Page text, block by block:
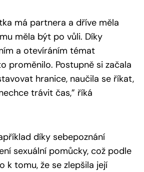
má partnera a dříve měla
měla být po vůli. Díky
a otevíráním témat
proměnilo. Postupně si začala
hranice, naučila se říkat,
trávit čas,” říká
díky sebepoznání
sexuální pomůcky, což podle
k tomu, že se zlepšila její